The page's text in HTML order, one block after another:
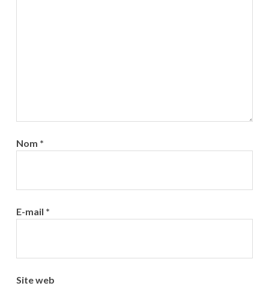
Nom *
E-mail *
Site web